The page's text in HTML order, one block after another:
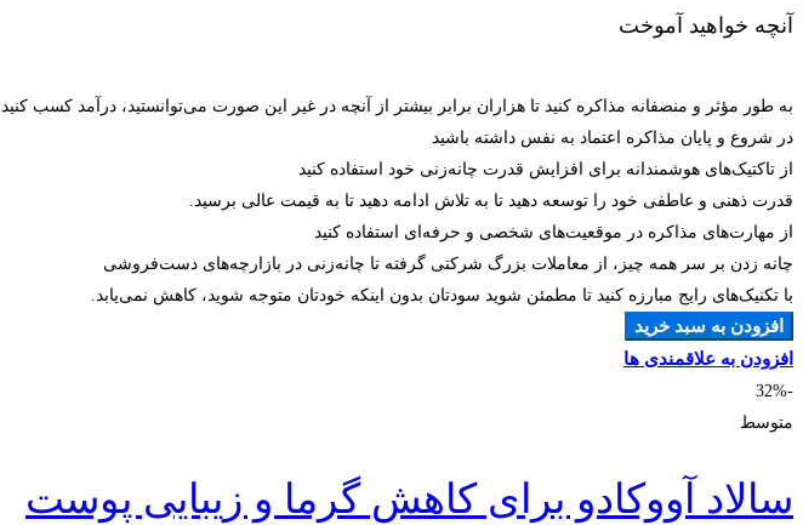
آنچه خواهید آموخت
به طور مؤثر و منصفانه مذاکره کنید تا هزاران برابر بیشتر از آنچه در غیر این صورت می‌توانستید، درآمد کسب کنید
در شروع و پایان مذاکره اعتماد به نفس داشته باشید
از تاکتیک‌های هوشمندانه برای افزایش قدرت چانه‌زنی خود استفاده کنید
قدرت ذهنی و عاطفی خود را توسعه دهید تا به تلاش ادامه دهید تا به قیمت عالی برسید.
از مهارت‌های مذاکره در موقعیت‌های شخصی و حرفه‌ای استفاده کنید
چانه زدن بر سر همه چیز، از معاملات بزرگ شرکتی گرفته تا چانه‌زنی در بازارچه‌های دست‌فروشی
با تکنیک‌های رایج مبارزه کنید تا مطمئن شوید سودتان بدون اینکه خودتان متوجه شوید، کاهش نمی‌یابد.
افزودن به سبد خرید
افزودن به علاقمندی ها
-32%
متوسط
سالاد آووکادو برای کاهش گرما و زیبایی پوست